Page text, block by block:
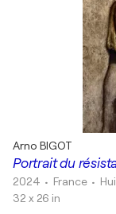
Portrait du
Arno BIGOT
2024 • France •
32 x 26 in